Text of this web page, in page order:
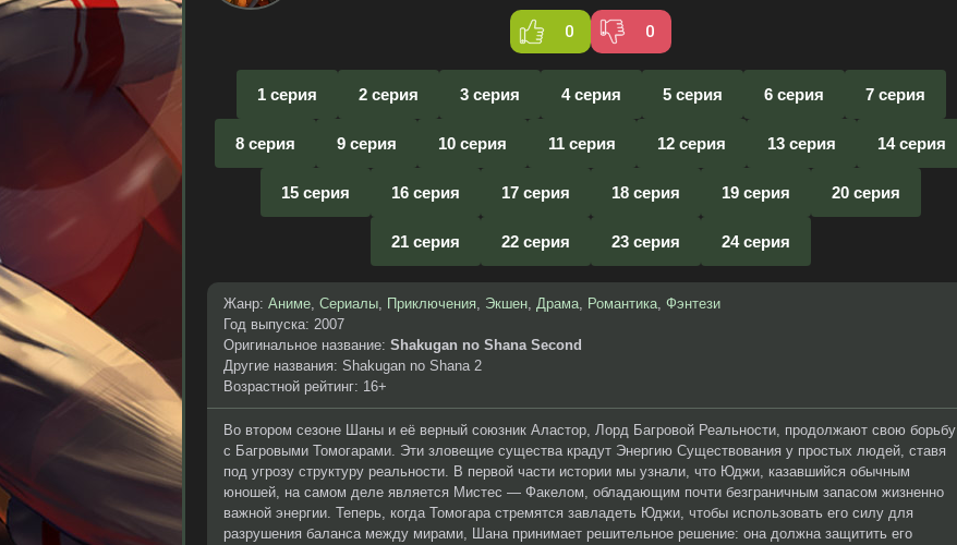
0 0
1 серия 2 серия 3 серия 4 серия 5 серия 6 серия 7 серия
8 серия 9 серия 10 серия 11 серия 12 серия 13 серия 14 серия
15 серия 16 серия 17 серия 18 серия 19 серия 20 серия
21 серия 22 серия 23 серия 24 серия
Жанр: Аниме, Сериалы, Приключения, Экшен, Драма, Романтика, Фэнтези
Год выпуска: 2007
Оригинальное название: Shakugan no Shana Second
Другие названия: Shakugan no Shana 2
Возрастной рейтинг: 16+
Во втором сезоне Шаны и её верный союзник Аластор, Лорд Багровой Реальности, продолжают свою борьбу
с Багровыми Томогарами. Эти зловещие существа крадут Энергию Существования у простых людей, ставя
под угрозу структуру реальности. В первой части истории мы узнали, что Юджи, казавшийся обычным
юношей, на самом деле является Мистес — Факелом, обладающим почти безграничным запасом жизненно
важной энергии. Теперь, когда Томогара стремятся завладеть Юджи, чтобы использовать его силу для
разрушения баланса между мирами, Шана принимает решительное решение: она должна защитить его